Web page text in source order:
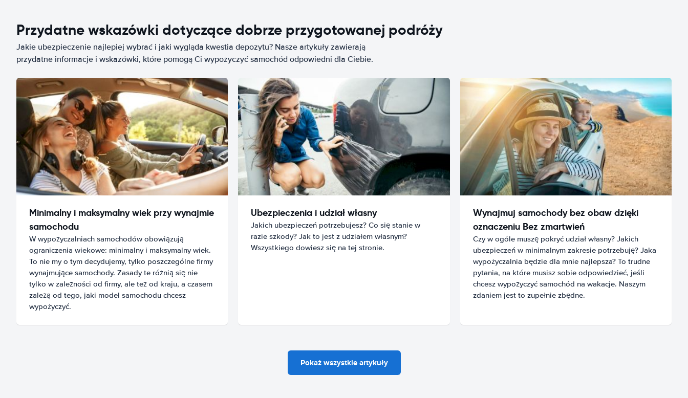
Przydatne wskazówki dotyczące dobrze przygotowanej podróży
Jakie ubezpieczenie najlepiej wybrać i jaki wygląda kwestia depozytu? Nasze artykuły zawierają
przydatne informacje i wskazówki, które pomogą Ci wypożyczyć samochód odpowiedni dla Ciebie.
Minimalny i maksymalny wiek przy wynajmie
samochodu
W wypożyczalniach samochodów obowiązują
ograniczenia wiekowe: minimalny i maksymalny wiek.
To nie my o tym decydujemy, tylko poszczególne firmy
wynajmujące samochody. Zasady te różnią się nie
tylko w zależności od firmy, ale też od kraju, a czasem
zależą od tego, jaki model samochodu chcesz
wypożyczyć.
Ubezpieczenia i udział własny
Jakich ubezpieczeń potrzebujesz? Co się stanie w
razie szkody? Jak to jest z udziałem własnym?
Wszystkiego dowiesz się na tej stronie.
Wynajmuj samochody bez obaw dzięki
oznaczeniu Bez zmartwień
Czy w ogóle muszę pokryć udział własny? Jakich
ubezpieczeń w minimalnym zakresie potrzebuję? Jaka
wypożyczalnia będzie dla mnie najlepsza? To trudne
pytania, na które musisz sobie odpowiedzieć, jeśli
chcesz wypożyczyć samochód na wakacje. Naszym
zdaniem jest to zupełnie zbędne.
Pokaż wszystkie artykuły